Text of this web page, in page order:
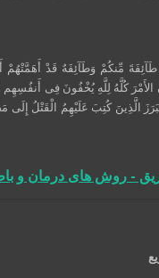
مِّنکُمْ وَطَآئِفَهٌ قَدْ
کُلَّهُ لِلَّهِ یُخْفُونَ فِی أَنفُسِهِم
الَّذِینَ کُتِبَ عَلَیْهِمُ الْقَتْلُ
- روش های درمان و